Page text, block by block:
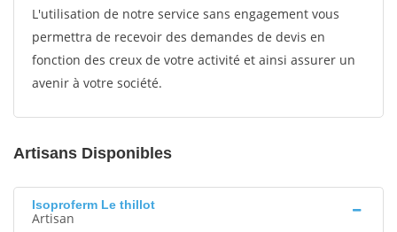
L'utilisation de notre service sans engagement vous
permettra de recevoir des demandes de devis en
fonction des creux de votre activité et ainsi assurer un
avenir à votre société.
Artisans Disponibles
Isoproferm Le thillot
Artisan